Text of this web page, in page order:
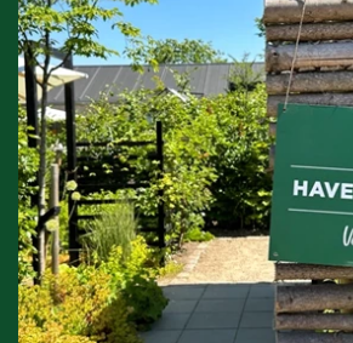
Interesser:du kan også søge på
glad for drivhus eller biodiversitet.
Kombination af kategorier:du kan
kategorier for at gøre din søgning
Skal du fx på weekendtur til Silkeborg
kan du med fordel både vinge af i
interesse.